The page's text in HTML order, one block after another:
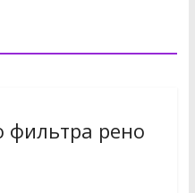
фильтра рено